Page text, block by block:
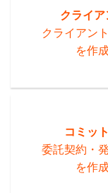
クライ
クライアン
を作
コミッ
委託契約・
を作